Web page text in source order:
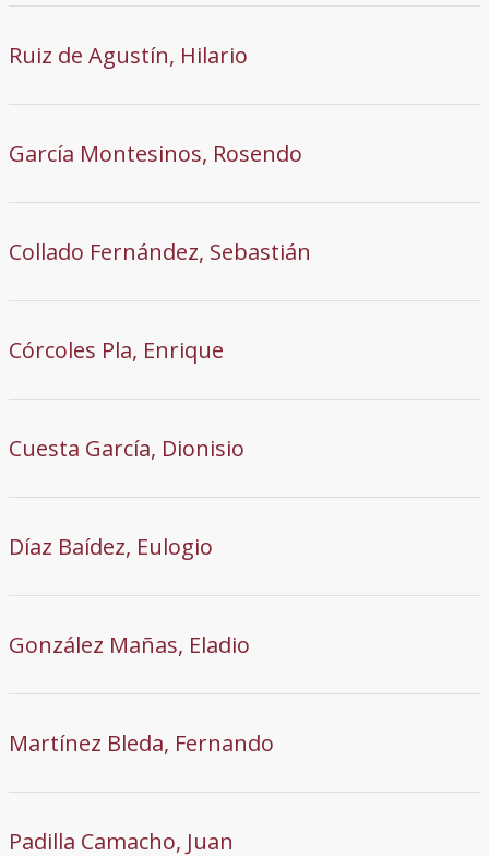
Ruiz de Agustín, Hilario
García Montesinos, Rosendo
Collado Fernández, Sebastián
Córcoles Pla, Enrique
Cuesta García, Dionisio
Díaz Baídez, Eulogio
González Mañas, Eladio
Martínez Bleda, Fernando
Padilla Camacho, Juan